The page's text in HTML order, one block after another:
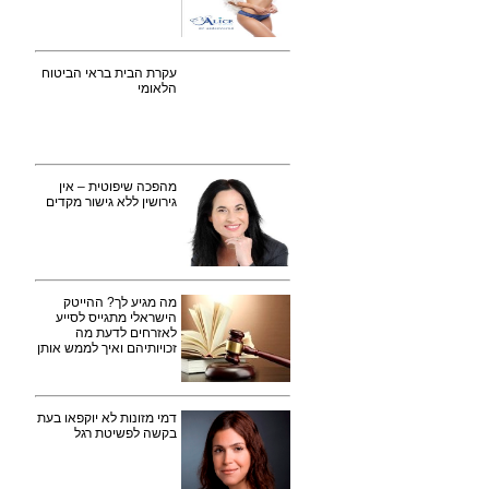
עקרת הבית בראי הביטוח
הלאומי
מהפכה שיפוטית – אין
גירושין ללא גישור מקדים
מה מגיע לך? ההייטק
הישראלי מתגייס לסייע
לאזרחים לדעת מה
זכויותיהם ואיך לממש אותן
דמי מזונות לא יוקפאו בעת
בקשה לפשיטת רגל